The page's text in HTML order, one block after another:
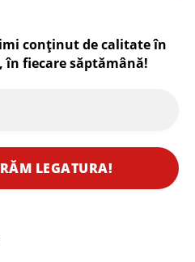
conținut de calitate în
în fiecaresăptămână!